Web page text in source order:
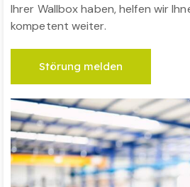
Ihrer Wallbox haben, helfen wir
kompetent weiter.
Störung melden